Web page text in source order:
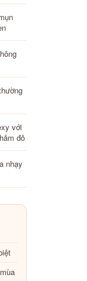
với
đỏ
nhạy